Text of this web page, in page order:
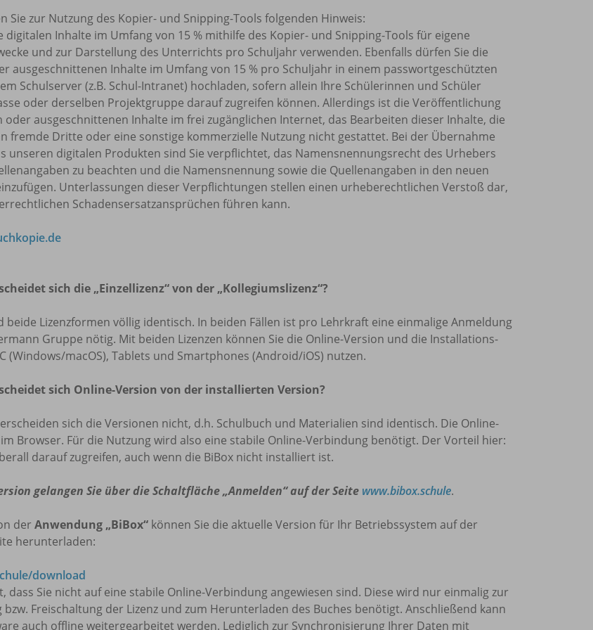
Sie zur Nutzung des Kopier- und Snipping-Tools folgenden Hinweis:
digitalen Inhalte im Umfang von 15 % mithilfe des Kopier- und Snipping-Tools für eigene
und zur Darstellung des Unterrichts pro Schuljahr verwenden. Ebenfalls dürfen Sie die
ausgeschnittenen Inhalte im Umfang von 15 % pro Schuljahr in einem passwortgeschützten
Schulserver (z.B. Schul-Intranet) hochladen, sofern allein Ihre Schülerinnen und Schüler
oder derselben Projektgruppe darauf zugreifen können. Allerdings ist die Veröffentlichung
oder ausgeschnittenen Inhalte im frei zugänglichen Internet, das Bearbeiten dieser Inhalte, die
fremde Dritte oder eine sonstige kommerzielle Nutzung nicht gestattet. Bei der Übernahme
unseren digitalen Produkten sind Sie verpflichtet, das Namensnennungsrecht des Urhebers
zu beachten und die Namensnennung sowie die Quellenangaben in den neuen
Unterlassungen dieser Verpflichtungen stellen einen urheberechtlichen Verstoß dar,
Schadensersatzansprüchen führen kann.
sich die „Einzellizenz“ von der „Kollegiumslizenz“?
beide Lizenzformen völlig identisch. In beiden Fällen ist pro Lehrkraft eine einmalige Anmeldung
Gruppe nötig. Mit beiden Lizenzen können Sie die Online-Version und die Installations-
(Windows/macOS), Tablets und Smartphones (Android/iOS) nutzen.
sich Online-Version von der installierten Version?
sich die Versionen nicht, d.h. Schulbuch und Materialien sind identisch. Die Online-
Browser. Für die Nutzung wird also eine stabile Online-Verbindung benötigt. Der Vorteil hier:
darauf zugreifen, auch wenn die BiBox nicht installiert ist.
gelangen Sie über die Schaltfläche „Anmelden“ auf der Seite www.bibox.schule.
der Anwendung „BiBox“ können Sie die aktuelle Version für Ihr Betriebssystem auf der
herunterladen:
download
dass Sie nicht auf eine stabile Online-Verbindung angewiesen sind. Diese wird nur einmalig zur
bzw. Freischaltung der Lizenz und zum Herunterladen des Buches benötigt. Anschließend kann
auch offline weitergearbeitet werden. Lediglich zur Synchronisierung Ihrer Daten mit